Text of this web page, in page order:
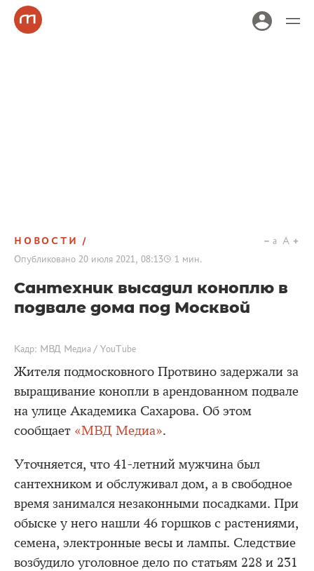
НОВОСТИ
Опубликовано 20 июля 2021, 08:13 1 мин.
a A
Сантехник высадил коноплю в
подвале дома под Москвой
Кадр: МВД Медиа / YouTube
Жителя подмосковного Протвино задержали за
выращивание конопли в арендованном подвале
на улице Академика Сахарова. Об этом
сообщает «МВД Медиа».
Уточняется, что 41-летний мужчина был
сантехником и обслуживал дом, а в свободное
время занимался незаконными посадками. При
обыске у него нашли 46 горшков с растениями,
семена, электронные весы и лампы. Следствие
возбудило уголовное дело по статьям 228 и 231